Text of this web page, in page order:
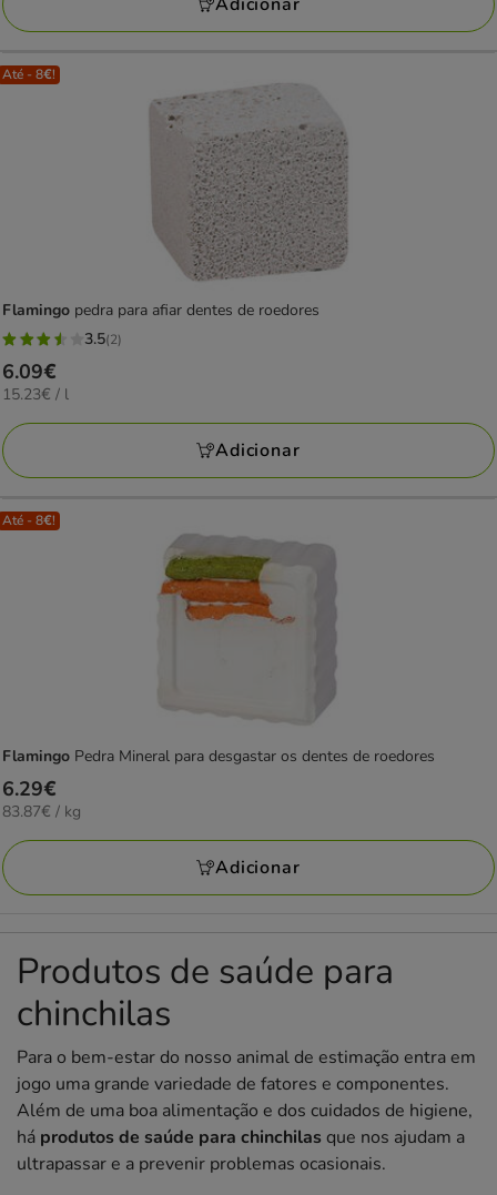
Até - 8€!
Flamingo pedra para afiar dentes de roedores
3.5
estrelas
com
2
avaliações
3.5(2)
Preço
6.09€
6.09€
15.23€
L
15.23€ / l
Adicionar
Até - 8€!
Flamingo Pedra Mineral para desgastar os dentes de roedores
Preço
6.29€
6.29€
83.87€
KG
83.87€ / kg
Adicionar
Produtos de saúde para
chinchilas
Para o bem-estar do nosso animal de estimação entra em
jogo uma grande variedade de fatores e componentes.
Além de uma boa alimentação e dos cuidados de higiene,
há produtos de saúde para chinchilas que nos ajudam a
ultrapassar e a prevenir problemas ocasionais.